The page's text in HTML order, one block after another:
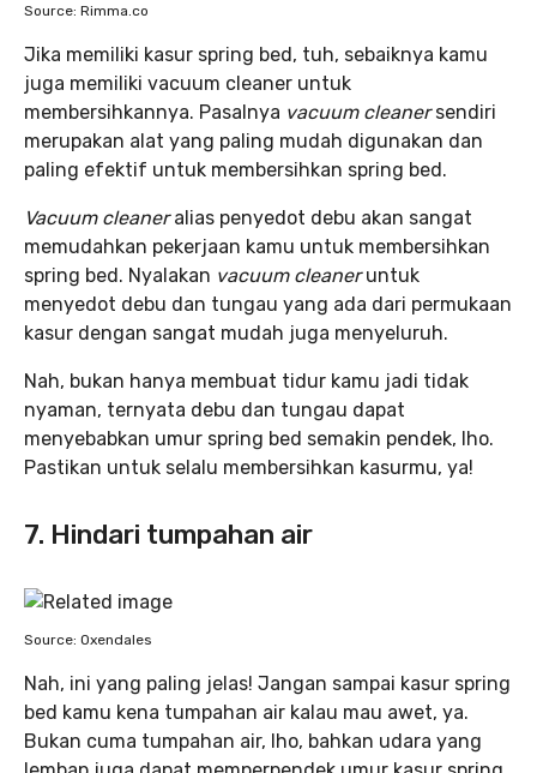
Source: Rimma.co
Jika memiliki kasur spring bed, tuh, sebaiknya kamu
juga memiliki vacuum cleaner untuk
membersihkannya. Pasalnya vacuum cleanersendiri
merupakan alat yang paling mudah digunakan dan
paling efektif untuk membersihkan spring bed.
Vacuum cleaneralias penyedot debu akan sangat
memudahkan pekerjaan kamu untuk membersihkan
spring bed. Nyalakan vacuum cleaneruntuk
menyedot debu dan tungau yang ada dari permukaan
kasur dengan sangat mudah juga menyeluruh.
Nah, bukan hanya membuat tidur kamu jadi tidak
nyaman, ternyata debu dan tungau dapat
menyebabkan umur spring bed semakin pendek, lho.
Pastikan untuk selalu membersihkan kasurmu, ya!
7. Hindari tumpahan air
Source: Oxendales
Nah, ini yang paling jelas! Jangan sampai kasur spring
bed kamu kena tumpahan air kalau mau awet, ya.
Bukan cuma tumpahan air, lho, bahkan udara yang